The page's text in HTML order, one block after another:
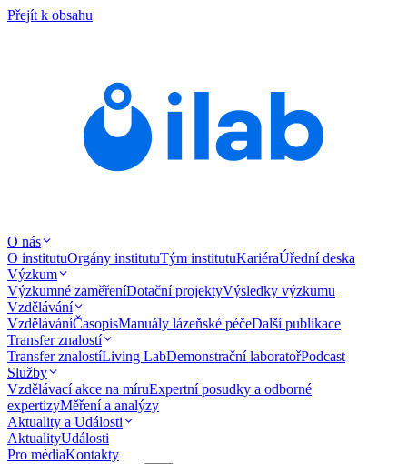
Přejít k obsahu
O nás
O institutuOrgány institutuTým institutuKariéraÚřední deska
Výzkum
Výzkumné zaměřeníDotační projektyVýsledky výzkumu
Vzdělávání
VzděláváníČasopisManuály lázeňské péčeDalší publikace
Transfer znalostí
Transfer znalostíLiving LabDemonstrační laboratořPodcast
Služby
Vzdělávací akce na míruExpertní posudky a odborné
expertizyMěření a analýzy
Aktuality a Události
AktualityUdálosti
Pro médiaKontakty